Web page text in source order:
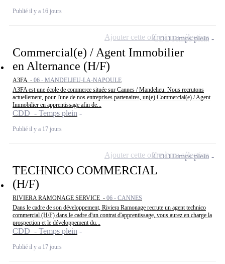
Publié il y a 16 jours
Commercial(e) / Agent Immobilier
en Alternance (H/F)
A3FA - 06 - MANDELIEU-LA-NAPOULE
A3FA est une école de commerce située sur Cannes / Mandelieu. Nous recrutons
actuellement, pour l'une de nos entreprises partenaires, un(e) Commercial(e) / Agent
Immobilier en apprentissage afin de...
CDD - Temps plein
Publié il y a 17 jours
CDDTemps plein
Ajouter cette offre à ma sélection
TECHNICO COMMERCIAL
(H/F)
RIVIERA RAMONAGE SERVICE - 06 - CANNES
Dans le cadre de son développement, Riviera Ramonage recrute un agent technico
commercial (H/F) dans le cadre d'un contrat d'apprentissage, vous aurez en charge la
prospection et le développement du...
CDD - Temps plein
Publié il y a 17 jours
CDDTemps plein
Ajouter cette offre à ma sélection